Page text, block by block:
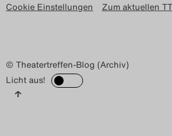
Cookie Einstellungen
Zum aktuellen
© Theatertreffen-Blog (Archiv)
Licht aus!
↑